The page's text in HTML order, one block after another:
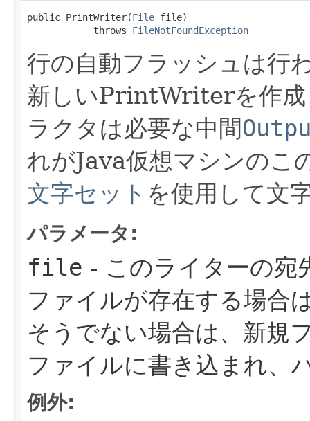
public PrintWriter​(File file)
            throws
FileNotFoundException
行の自動フラッシュは行
新しいPrintWriterを作成
ラクタは必要な中間
れがJava仮想マシンのこ
文字セット を使用して文
パラメータ:
file - このライターの宛
ファイルが存在する場合
そうでない場合は、新規
ファイルに書き込まれ、
例外: